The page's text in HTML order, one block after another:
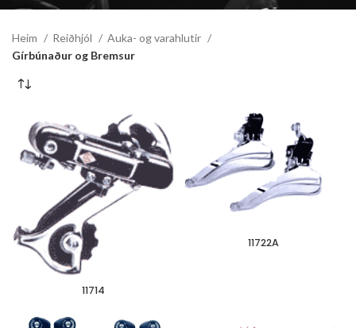
Heim Reiðhjól
Auka- og varahlutir
Gírbúnaður og Bremsur
11714
11722A